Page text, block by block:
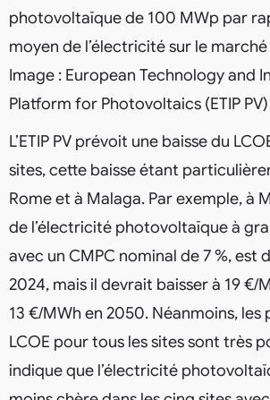
photovoltaïque de 100 MWp par
moyen de l’électricité sur le
Image : European Technology and
Platform for Photovoltaics (ETIP PV)
L’ETIP PV prévoit une baisse du
sites, cette baisse étant
Rome et à Malaga. Par exemple, à
de l’électricité photovoltaïque à
avec un CMPC nominal de 7 %, est
2024, mais il devrait baisser à 19 €/
13 €/MWh en 2050. Néanmoins, les
LCOE pour tous les sites sont très
indique que l’électricité